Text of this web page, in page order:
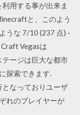
用する事が出来ま
と、このよう
うな 7/10 (237 点) -
Vegasは
ージは巨大な都市
探索できます.
なっておりユーザ
れのプレイヤーが